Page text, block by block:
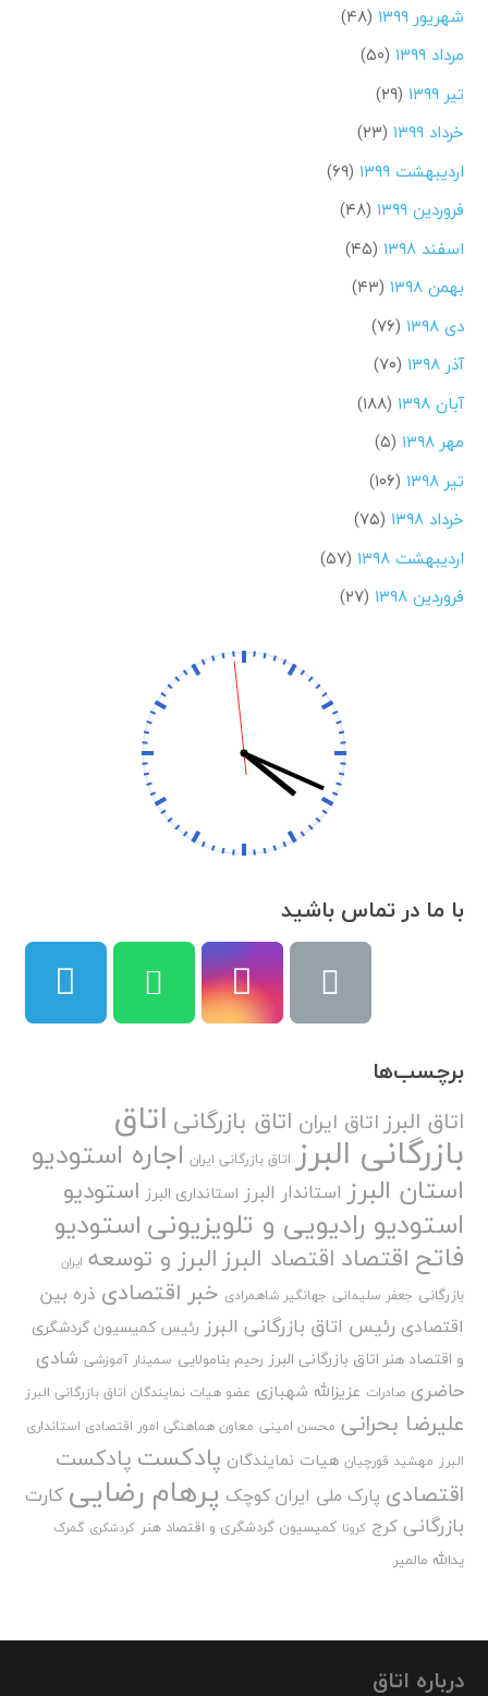
شهریور ۱۳۹۹
(۴۸)
مرداد ۱۳۹۹
(۵۰)
تیر ۱۳۹۹
(۲۹)
خرداد ۱۳۹۹
(۲۳)
اردیبهشت ۱۳۹۹
(۶۹)
فروردین ۱۳۹۹
(۴۸)
اسفند ۱۳۹۸
(۴۵)
بهمن ۱۳۹۸
(۴۳)
دی ۱۳۹۸
(۷۶)
آذر ۱۳۹۸
(۷۰)
آبان ۱۳۹۸
(۱۸۸)
مهر ۱۳۹۸
(۵)
تیر ۱۳۹۸
(۱۰۶)
خرداد ۱۳۹۸
(۷۵)
اردیبهشت ۱۳۹۸
(۵۷)
فروردین ۱۳۹۸
(۲۷)
با ما در تماس باشید
برچسب‌ها
اتاق البرزاتاق ایران اتاق بازرگانی اتاق
بازرگانی البرز اتاق بازرگانی ایران اجاره استودیو
استان البرز استاندار البرز استانداری البرز استودیو
استودیو رادیویی و تلویزیونیاستودیو
فاتح اقتصاد اقتصاد البرزالبرز و توسعه ایران
بازرگانی جعفر سلیمانی جهانگیر شاهمرادی خبر اقتصادی ذره بین
اقتصادی رئیس اتاق بازرگانی البرز رئیس کمیسیون گردشگری
و اقتصاد هنر اتاق بازرگانی البرز رحیم بنامولایی سمینار آموزشی شادی
حاضری صادرات عزیزالله شهبازی عضو هیات نمایندگان اتاق بازرگانی البرز
علیرضا بحرانی محسن امینی معاون هماهنگی امور اقتصادی استانداری
البرز مهشید قورچیان هیات نمایندگان پادکست پادکست
اقتصادی پارک ملی ایران کوچک پرهام رضایی کارت
بازرگانی کرج کرونا کمیسیون گردشگری و اقتصاد هنر گردشگری گمرک
یدالله مالمیر
درباره اتاق